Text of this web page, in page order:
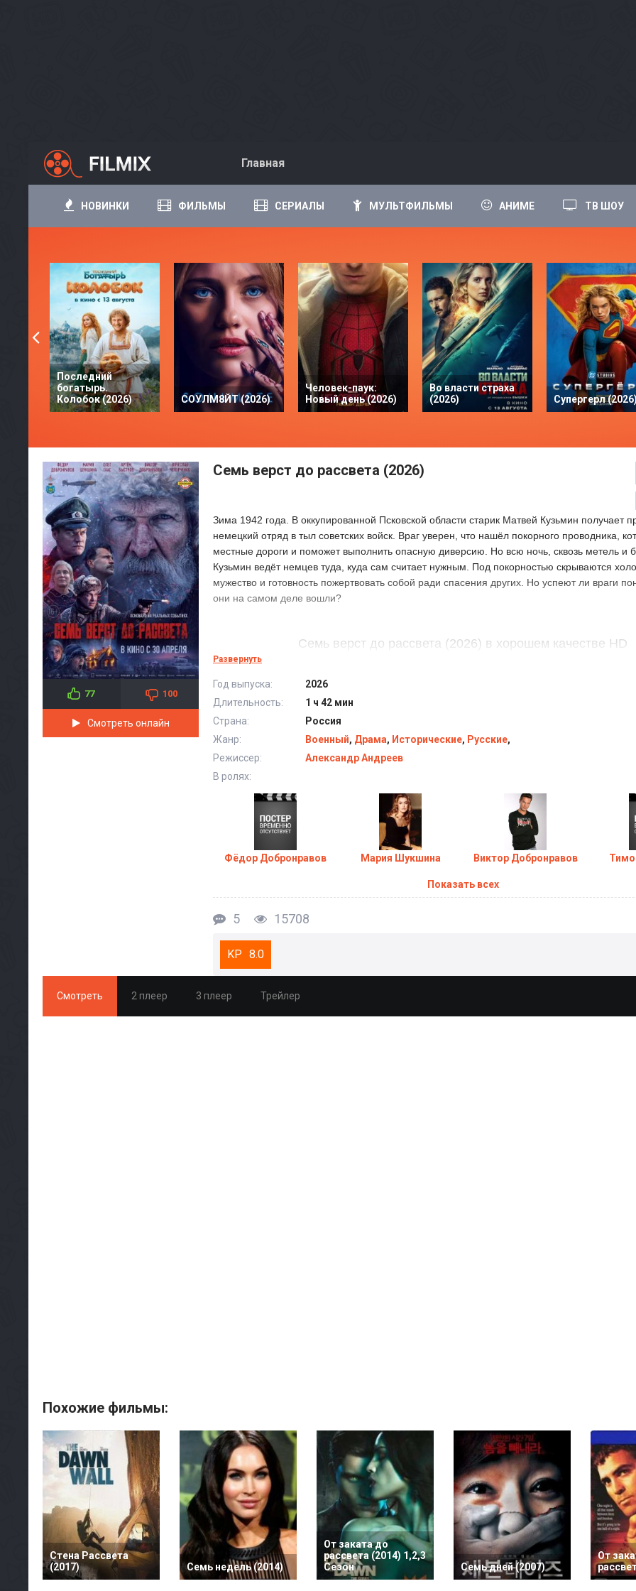
Главная
НОВИНКИ ФИЛЬМЫ СЕРИАЛЫ МУЛЬТФИЛЬМЫ АНИМЕ ТВ ШОУ
Последний
богатырь.
Колобок (2026)
СОУЛМ8ЙТ (2026)
Человек-паук:
Новый день (2026)
Во власти страха
(2026)
Супергерл
77 100
Смотреть онлайн
Семь верст до рассвета (2026)
Зима 1942 года. В оккупированной Псковской области старик Матвей Кузьмин получает
немецкий отряд в тыл советских войск. Враг уверен, что нашёл покорного проводника,
местные дороги и поможет выполнить опасную диверсию. Но всю ночь, сквозь метель и
Кузьмин ведёт немцев туда, куда сам считает нужным. Под покорностью скрываются
мужество и готовность пожертвовать собой ради спасения других. Но успеют ли враги
они на самом деле вошли?
Семь верст до рассвета (2026) в хорошем качестве HD
Развернуть
Год выпуска:
2026
Длительность:
1 ч 42 мин
Страна:
Россия
Жанр:
Военный, Драма, Исторические, Русские,
Режиссер:
Александр Андреев
В ролях:
Фёдор Добронравов Мария Шукшина Виктор Добронравов
Показать всех
5 15708
8.0
Смотреть 2 плеер 3 плеер Трейлер
Похожие фильмы:
Стена Рассвета
(2017)
Семь недель (2014)
От заката до
рассвета (2014) 1,2,3
Сезон
Семь дней (2007)
От